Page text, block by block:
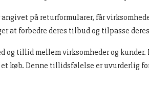
på returformularer, får
at forbedre deres tilbud og tilpasse
og tillid mellem virksomheder og
køb. Denne tillidsfølelse er uvurderlig